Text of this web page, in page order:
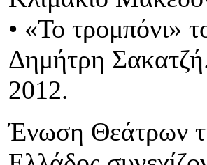
• «To τρομπόνι»
Δημήτρη
2012.
Ένωση Θεάτρων